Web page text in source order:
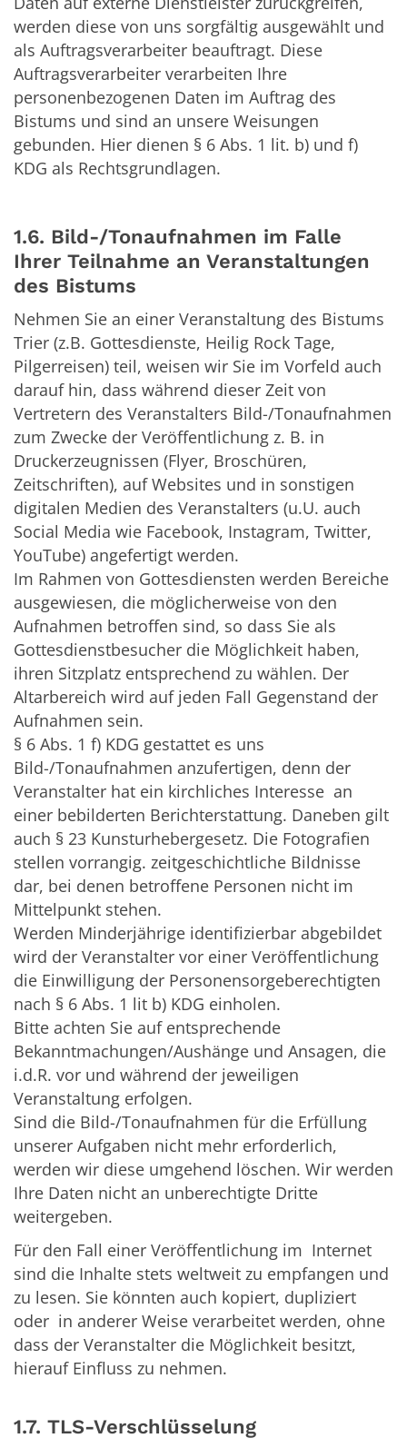
werden diese von uns sorgfältig ausgewählt und
als Auftragsverarbeiter beauftragt. Diese
Auftragsverarbeiter verarbeiten Ihre
personenbezogenen Daten im Auftrag des
Bistums und sind an unsere Weisungen
gebunden. Hier dienen § 6 Abs. 1 lit. b) und f)
KDG als Rechtsgrundlagen.
1.6. Bild-/Tonaufnahmen im Falle
Ihrer Teilnahme an Veranstaltungen
des Bistums
Nehmen Sie an einer Veranstaltung des Bistums
Trier (z.B. Gottesdienste, Heilig Rock Tage,
Pilgerreisen) teil, weisen wir Sie im Vorfeld auch
darauf hin, dass während dieser Zeit von
Vertretern des Veranstalters Bild-/Tonaufnahmen
zum Zwecke der Veröffentlichung z. B. in
Druckerzeugnissen (Flyer, Broschüren,
Zeitschriften), auf Websites und in sonstigen
digitalen Medien des Veranstalters (u.U. auch
Social Media wie Facebook, Instagram, Twitter,
YouTube) angefertigt werden.
Im Rahmen von Gottesdiensten werden Bereiche
ausgewiesen, die möglicherweise von den
Aufnahmen betroffen sind, so dass Sie als
Gottesdienstbesucher die Möglichkeit haben,
ihren Sitzplatz entsprechend zu wählen. Der
Altarbereich wird auf jeden Fall Gegenstand der
Aufnahmen sein.
§ 6 Abs. 1 f) KDG gestattet es uns
Bild-/Tonaufnahmen anzufertigen, denn der
Veranstalter hat ein kirchliches Interesse an
einer bebilderten Berichterstattung. Daneben gilt
auch § 23 Kunsturhebergesetz. Die Fotografien
stellen vorrangig. zeitgeschichtliche Bildnisse
dar, bei denen betroffene Personen nicht im
Mittelpunkt stehen.
Werden Minderjährige identifizierbar abgebildet
wird der Veranstalter vor einer Veröffentlichung
die Einwilligung der Personensorgeberechtigten
nach § 6 Abs. 1 lit b) KDG einholen.
Bitte achten Sie auf entsprechende
Bekanntmachungen/Aushänge und Ansagen, die
i.d.R. vor und während der jeweiligen
Veranstaltung erfolgen.
Sind die Bild-/Tonaufnahmen für die Erfüllung
unserer Aufgaben nicht mehr erforderlich,
werden wir diese umgehend löschen. Wir werden
Ihre Daten nicht an unberechtigte Dritte
weitergeben.
Für den Fall einer Veröffentlichung im Internet
sind die Inhalte stets weltweit zu empfangen und
zu lesen. Sie könnten auch kopiert, dupliziert
oder in anderer Weise verarbeitet werden, ohne
dass der Veranstalter die Möglichkeit besitzt,
hierauf Einfluss zu nehmen.
1.7. TLS-Verschlüsselung